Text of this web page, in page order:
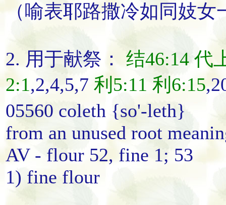
（喻表耶路撒冷如同妓女
2. 用于献祭： 结46:14 代
2:1,2,4,5,7 利5:11 利6:15
05560 coleth {so'-leth}
from an unused root
AV - flour 52, fine 1; 53
1) fine flour